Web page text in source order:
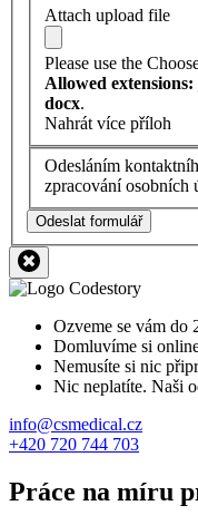
Attach upload file
Please use the
Allowed
docx.
Nahrát více příloh
Odesláním
zpracování osobních
Odeslat formulář
Ozveme se vám do
Domluvíme si
Nemusíte si nic
Nic neplatíte. Naši
info@csmedical.cz
+420 720 744 703
Práce na míru